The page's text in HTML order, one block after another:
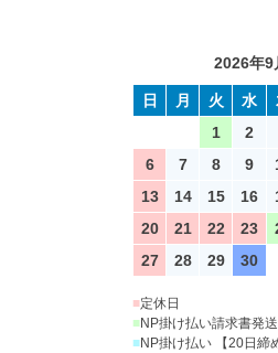
2026年9
日 月 火 水
1
2
6
7 8 9
13
14 15 16
20
21 22 23
27
28 29 30
■定休日
■NP掛け払い請求書発送
■NP掛け払い 【20日締